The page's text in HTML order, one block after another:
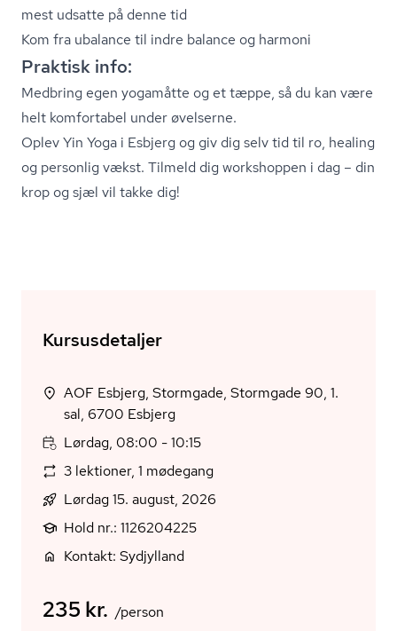
mest udsatte på denne tid
Kom fra ubalance til indre balance og harmoni
Praktisk info:
Medbring egen yogamåtte og et tæppe, så du kan være
helt komfortabel under øvelserne.
Oplev Yin Yoga i Esbjerg og giv dig selv tid til ro, healing
og personlig vækst. Tilmeld dig workshoppen i dag – din
krop og sjæl vil takke dig!
Kursusdetaljer
AOF Esbjerg, Stormgade, Stormgade 90, 1.
sal, 6700 Esbjerg
Lørdag, 08:00 - 10:15
3 lektioner, 1 mødegang
Lørdag 15. august, 2026
Hold nr.: 1126204225
Kontakt: Sydjylland
235 kr. /person